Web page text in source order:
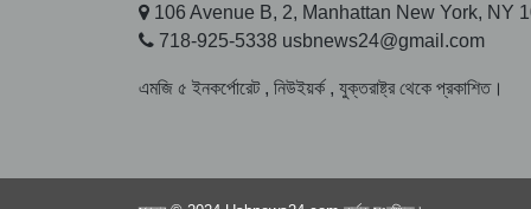
106 Avenue B, 2, Manhattan New York, NY
718-925-5338 usbnews24@gmail.com
এমজি ৫ ইনকর্পোরেট , নিউইয়র্ক , যুক্তরাষ্ট্র থেকে প্রকাশিত।